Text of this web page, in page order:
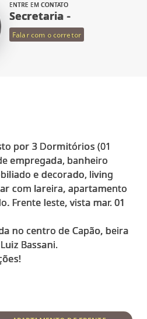
ENTRE EM CONTATO
Secretaria -
Falar com o corretor
por 3 Dormitórios (01
empregada, banheiro
e decorado, living
com lareira, apartamento
Frente leste, vista mar. 01
no centro de Capão, beira
Bassani.
Solicite mais informações!